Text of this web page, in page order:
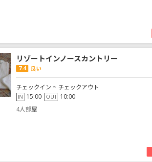
リゾートインノースカントリー
7.4 良い
チェックイン ~ チェックアウト
IN 15:00 OUT 10:00
4人部屋